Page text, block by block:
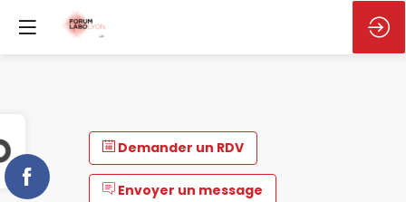
Demander un RDV
Envoyer un message